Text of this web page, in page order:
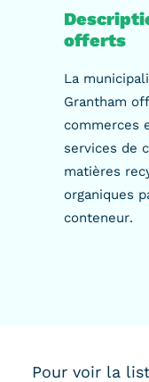
offerts
La
Grantham
commerces
services de
matières
organiques
conteneur.
Pour voir la